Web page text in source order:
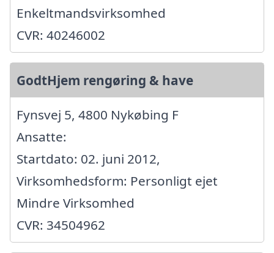
Enkeltmandsvirksomhed
CVR: 40246002
GodtHjem rengøring & have
Fynsvej 5, 4800 Nykøbing F
Ansatte:
Startdato: 02. juni 2012,
Virksomhedsform: Personligt ejet
Mindre Virksomhed
CVR: 34504962